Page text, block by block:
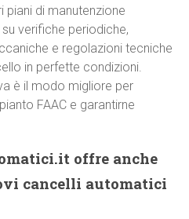
piani di manutenzione
verifiche periodiche,
e regolazioni tecniche
in perfette condizioni.
è il modo migliore per
FAAC e garantirne
offre anche
cancelli automatici